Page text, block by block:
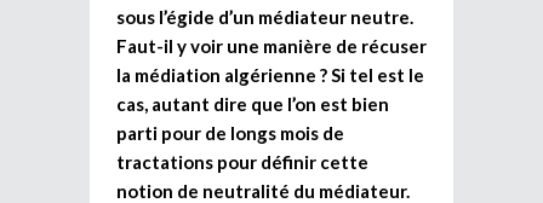
sous l’égide d’un médiateur neutre.
Faut-il y voir une manière de récuser
la médiation algérienne ? Si tel est le
cas, autant dire que l’on est bien
parti pour de longs mois de
tractations pour définir cette
notion de neutralité du médiateur.